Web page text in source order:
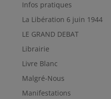
Infos pratiques
La Libération 6 juin 1944
LE GRAND DEBAT
Librairie
Livre Blanc
Malgré-Nous
Manifestations